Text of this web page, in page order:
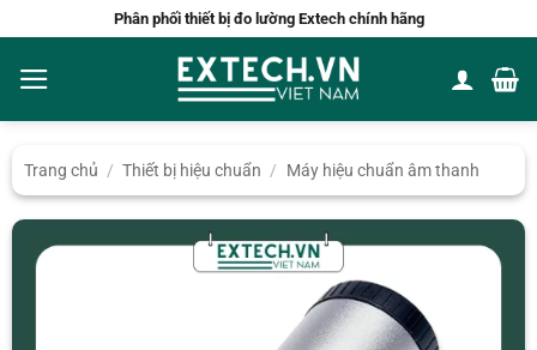
nội
dung
Phân phối thiết bị đo lường Extech chính hãng
Trang chủ / Thiết bị hiệu chuẩn / Máy hiệu chuẩn âm thanh